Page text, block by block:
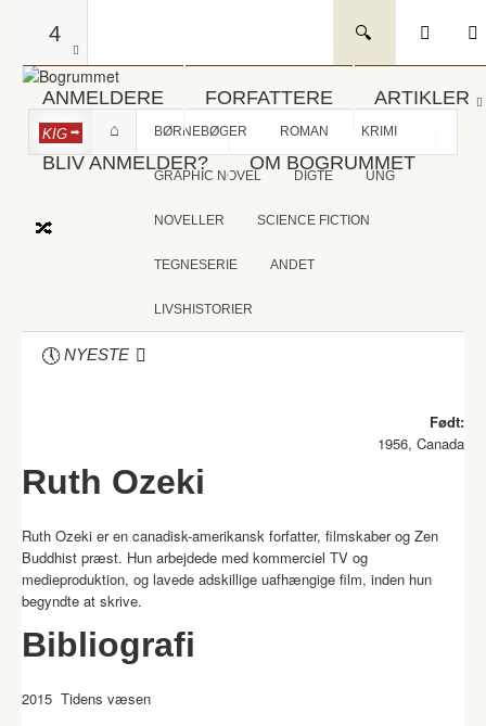
4
ANMELDERE FORFATTERE ARTIKLER
BLIV ANMELDER? OM BOGRUMMET
KIG BØRNEBØGER ROMAN KRIMI
GRAPHIC NOVEL DIGTE UNG
NOVELLER SCIENCE FICTION
TEGNESERIE ANDET
LIVSHISTORIER
NYESTE
Født:
1956, Canada
Ruth Ozeki
Ruth Ozeki er en canadisk-amerikansk forfatter, filmskaber og Zen
Buddhist præst. Hun arbejdede med kommerciel TV og
medieproduktion, og lavede adskillige uafhængige film, inden hun
begyndte at skrive.
Bibliografi
2015 Tidens væsen